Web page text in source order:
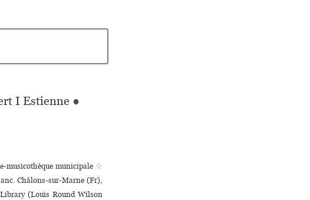
I Estienne ●
musi­co­thè­que muni­ci­pale ♢
Châlons-sur-Marne (Fr),
(Louis Round Wilson